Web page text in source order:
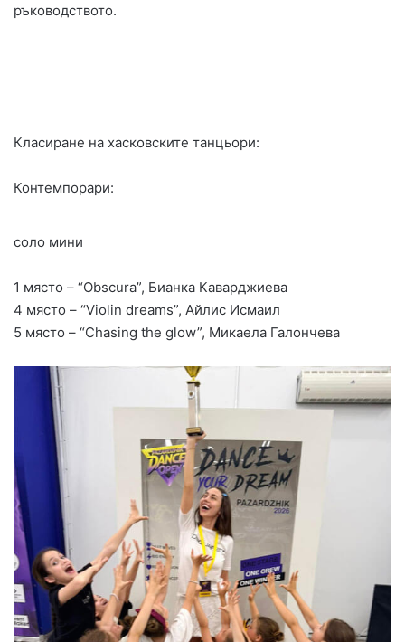
ръководството.
Класиране на хасковските танцьори:
Контемпорари:
соло мини
1 място – “Obscura”, Бианка Каварджиева
4 място – “Violin dreams”, Айлис Исмаил
5 място – “Chasing the glow”, Микаела Галончева